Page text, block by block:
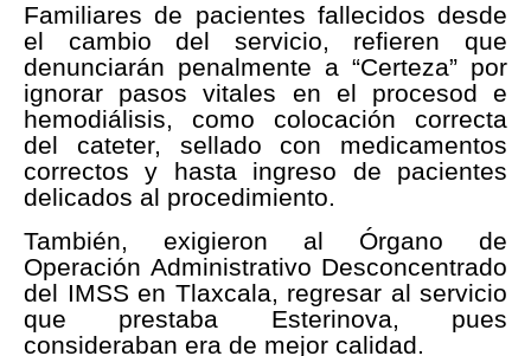
Familiares de pacientes fallecidos desde
el cambio del servicio, refieren que
denunciarán penalmente a “Certeza” por
ignorar pasos vitales en el procesod e
hemodiálisis, como colocación correcta
del cateter, sellado con medicamentos
correctos y hasta ingreso de pacientes
delicados al procedimiento.
También, exigieron al Órgano de
Operación Administrativo Desconcentrado
del IMSS en Tlaxcala, regresar al servicio
que prestaba Esterinova, pues
consideraban era de mejor calidad.